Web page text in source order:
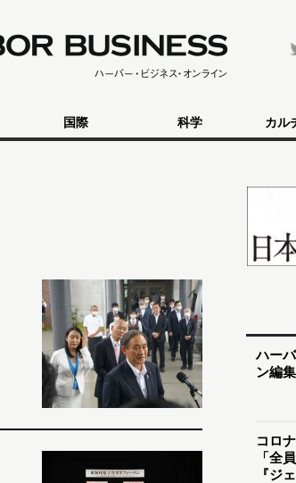
国際 科学 カル
ハー
ン編
コロ
「全
『ジ